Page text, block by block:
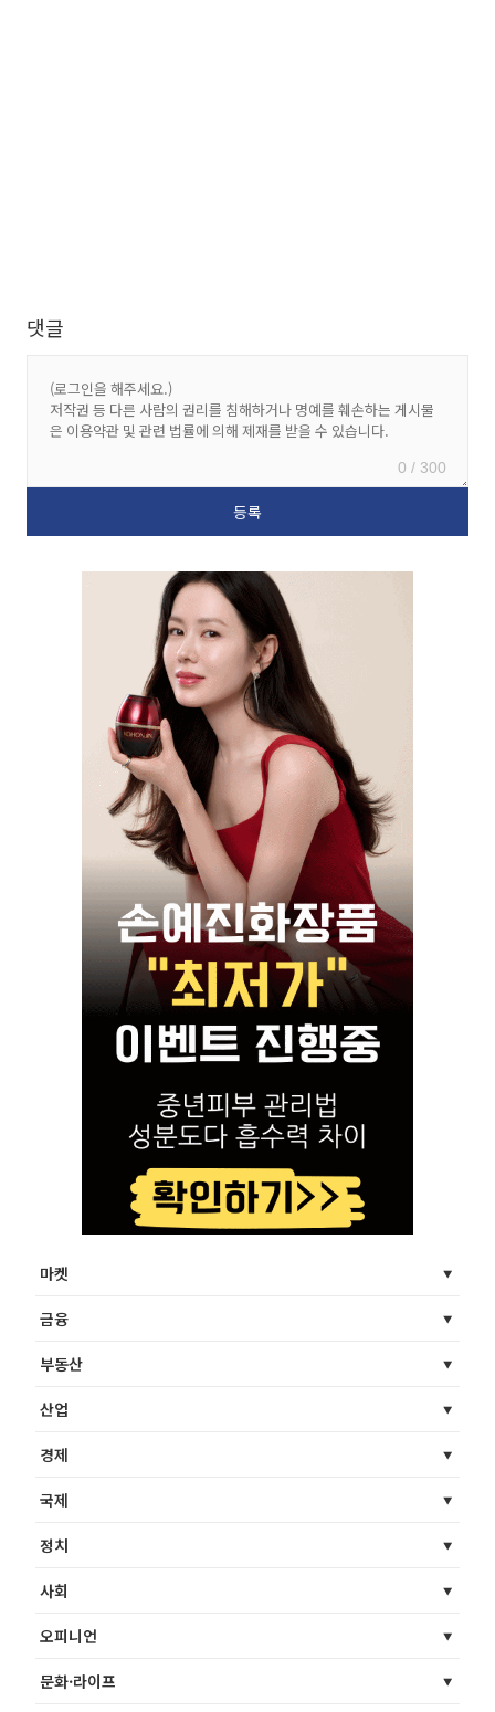
댓글
0 / 300
마켓
금융
부동산
산업
경제
국제
정치
사회
오피니언
문화·라이프